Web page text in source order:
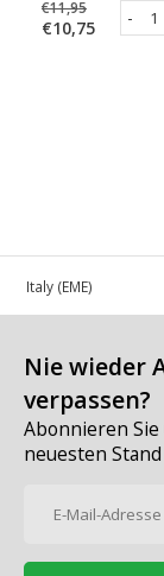
€11,95
€10,75 -
in Italy (EME)
Nie wieder
verpassen?
Abonnieren
neuesten